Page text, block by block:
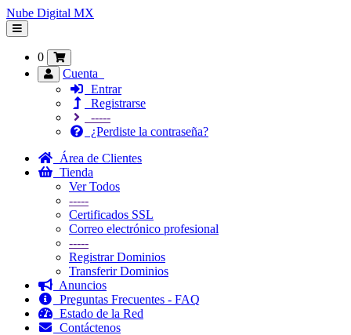
Nube Digital MX
Alternar
Navegación
0
Cuenta
Entrar
Registrarse
-----
¿Perdiste la contraseña?
Área de Clientes
Tienda
Ver Todos
-----
Certificados SSL
Correo electrónico profesional
-----
Registrar Dominios
Transferir Dominios
Anuncios
Preguntas Frecuentes - FAQ
Estado de la Red
Contáctenos